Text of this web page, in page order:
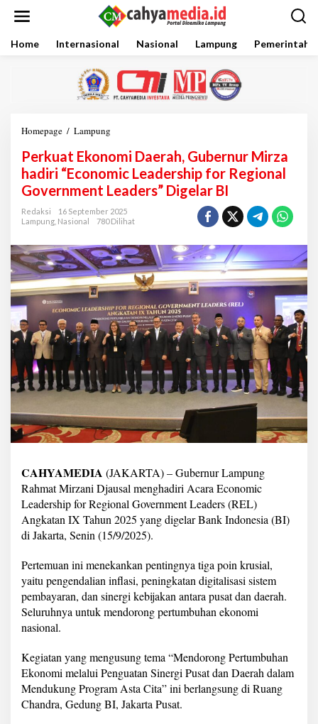
Home Internasional Nasional Lampung
Homepage / Lampung
r
k
u
a
t
E
o
n
o
m
i
D
a
e
,
G
b
e
u
r
M
r
z
h
a
i
r
E
c
o
n
o
Perkuat Ekonomi Daerah, Gubernur Mirza
hadiri “Economic Leadership for Regional
Government Leaders” Digelar BI
Redaksi
16 September 2025
Lampung Nasional 780 Dilihat
CAHYAMEDIA (JAKARTA) – Gubernur Lampung
Rahmat Mirzani Djausal menghadiri Acara Economic
Leadership for Regional Government Leaders (REL)
Angkatan IX Tahun 2025 yang digelar Bank Indonesia (BI)
di Jakarta, Senin (15/9/2025).
Pertemuan ini menekankan pentingnya tiga poin krusial,
yaitu pengendalian inflasi, peningkatan digitalisasi sistem
pembayaran, dan sinergi kebijakan antara pusat dan daerah.
Seluruhnya untuk mendorong pertumbuhan ekonomi
nasional.
Kegiatan yang mengusung tema “Mendorong Pertumbuhan
Ekonomi melalui Penguatan Sinergi Pusat dan Daerah dalam
Mendukung Program Asta Cita” ini berlangsung di Ruang
Chandra, Gedung BI, Jakarta Pusat.